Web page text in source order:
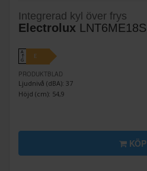
Integrerad kyl över frys
Electrolux LNT6ME18S
A
↑
G
E
PRODUKTBLAD
Ljudnivå (dBA): 37
Höjd (cm): 54,9
KÖP